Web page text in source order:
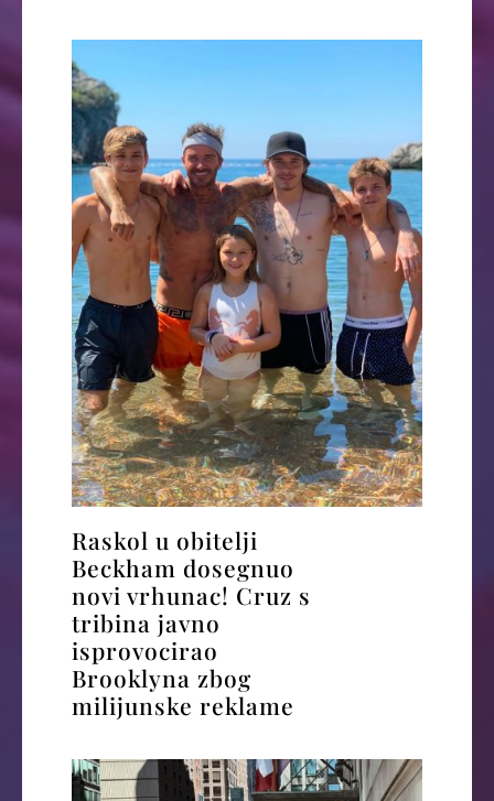
Raskol u obitelji
Beckham dosegnuo
novi vrhunac! Cruz s
tribina javno
isprovocirao
Brooklyna zbog
milijunske reklame